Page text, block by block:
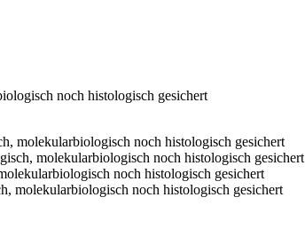
noch histologisch gesichert
molekularbiologisch noch histologisch gesichert
molekularbiologisch noch histologisch gesichert
noch histologisch gesichert
molekularbiologisch noch histologisch gesichert